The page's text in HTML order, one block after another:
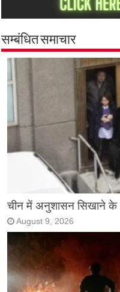
सम्बंधित समाचार
चीन में अनुशासन सिखाने के
August 9, 2026